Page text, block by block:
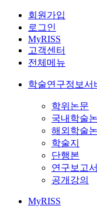
회원가입
로그인
MyRISS
고객센터
전체메뉴
학술연구정보서
학위논문
국내학술
해외학술
학술지
단행본
연구보고서
공개강의
MyRISS